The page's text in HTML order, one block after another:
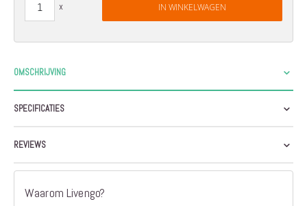
IN WINKELWAGEN
OMSCHRIJVING
SPECIFICATIES
REVIEWS
Waarom Livengo?